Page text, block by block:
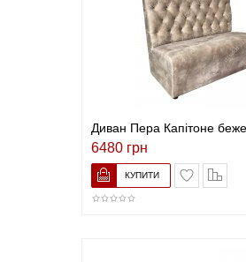
Диван Пера Капітоне
6480 грн
В